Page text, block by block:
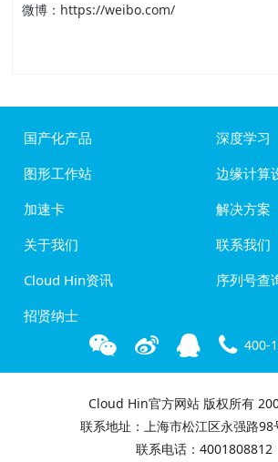
微博：https://weibo.com/
国产化产品
深度学习
图形工作站
边缘计算
加速卡
解决方案
关于我们
联系我们
Cloud Hin资讯
序列号查
招贤纳士
400-
Cloud Hin官方网站 版权所有
联系地址：上海市松江区永强路98
联系电话：4001808812